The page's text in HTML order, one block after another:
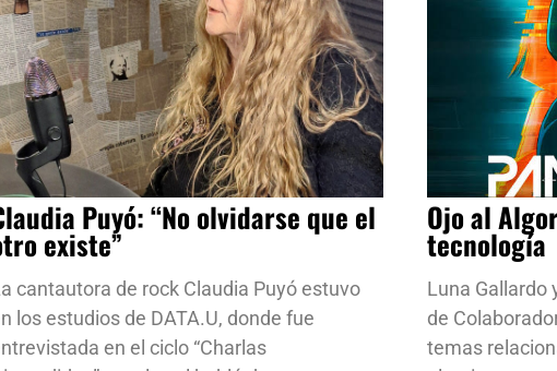
Puyó: “No olvidarse que el
existe”
cantautora de rock Claudia Puyó estuvo
los estudios de DATA.U, donde fue
en el ciclo “Charlas
Ojo al
tecnología
Luna Gallardo
de
temas